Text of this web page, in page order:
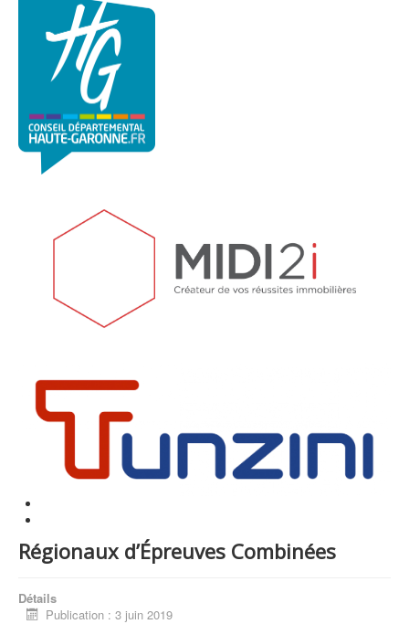
Régionaux d’Épreuves Combinées
Détails
Publication : 3 juin 2019